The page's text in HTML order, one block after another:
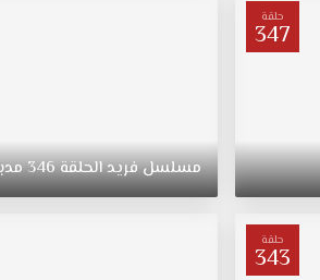
حلقة
347
مسلسلفريدالحلقة346
حلقة
343